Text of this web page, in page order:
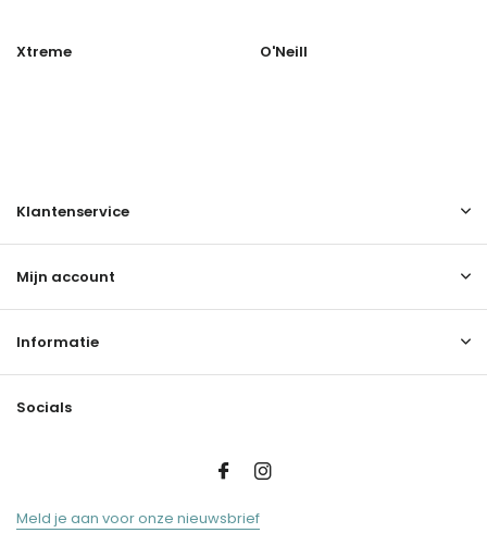
Xtreme O'Neill
Klantenservice
Mijn account
Informatie
Socials
Meld je aan voor onze nieuwsbrief